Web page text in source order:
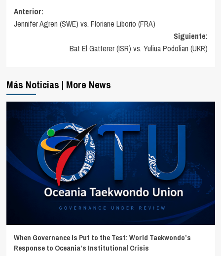
Navegación
de
Anterior:
Jennifer Agren (SWE) vs. Floriane Liborio (FRA)
Siguiente:
Bat El Gatterer (ISR) vs. Yuliua Podolian (UKR)
Más Noticias | More News
When Governance Is Put to the Test: World Taekwondo’s
Response to Oceania’s Institutional Crisis